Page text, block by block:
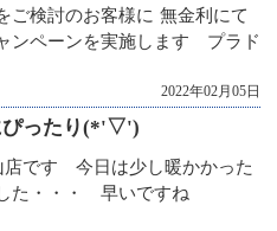
ご検討のお客様に 無金利にて
ンペーンを実施します プラド
2022年02月05日
ぴったり(*'▽')
です 今日は少し暖かかった
た・・・ 早いですね